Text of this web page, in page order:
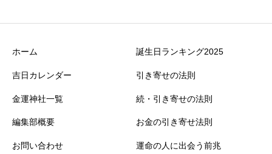
ホーム
吉日カレンダー
金運神社一覧
編集部概要
お問い合わせ
誕生日ランキング2025
引き寄せの法則
続・引き寄せの法則
お金の引き寄せ法則
運命の人に出会う前兆